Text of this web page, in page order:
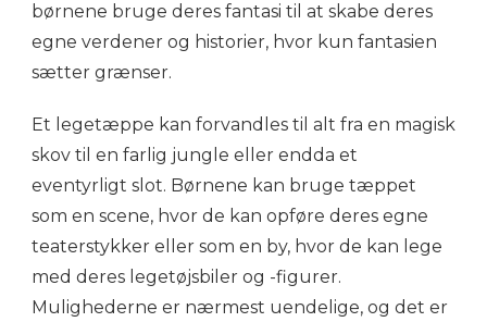
børnene bruge deres fantasi til at skabe deres
egne verdener og historier, hvor kun fantasien
sætter grænser.
Et legetæppe kan forvandles til alt fra en magisk
skov til en farlig jungle eller endda et
eventyrligt slot. Børnene kan bruge tæppet
som en scene, hvor de kan opføre deres egne
teaterstykker eller som en by, hvor de kan lege
med deres legetøjsbiler og -figurer.
Mulighederne er nærmest uendelige, og det er